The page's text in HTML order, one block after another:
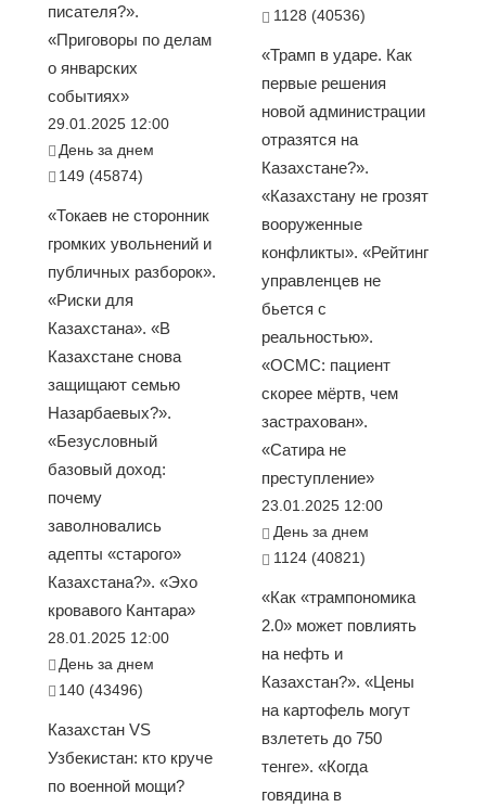
писателя?».
«Приговоры по делам
о январских
событиях»
29.01.2025 12:00
День за днем
149 (45874)
«Токаев не сторонник
громких увольнений и
публичных разборок».
«Риски для
Казахстана». «В
Казахстане снова
защищают семью
Назарбаевых?».
«Безусловный
базовый доход:
почему
заволновались
адепты «старого»
Казахстана?». «Эхо
кровавого Кантара»
28.01.2025 12:00
День за днем
140 (43496)
Казахстан VS
Узбекистан: кто круче
по военной мощи?
1128 (40536)
«Трамп в ударе. Как
первые решения
новой администрации
отразятся на
Казахстане?».
«Казахстану не грозят
вооруженные
конфликты». «Рейтинг
управленцев не
бьется с
реальностью».
«ОСМС: пациент
скорее мёртв, чем
застрахован».
«Сатира не
преступление»
23.01.2025 12:00
День за днем
1124 (40821)
«Как «трампономика
2.0» может повлиять
на нефть и
Казахстан?». «Цены
на картофель могут
взлететь до 750
тенге». «Когда
говядина в